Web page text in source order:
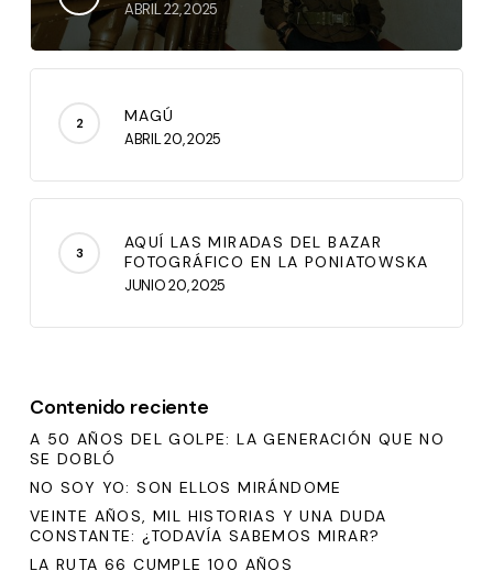
ABRIL 22, 2025
MAGÚ
ABRIL 20, 2025
AQUÍ LAS MIRADAS DEL BAZAR
FOTOGRÁFICO EN LA PONIATOWSKA
JUNIO 20, 2025
Contenido reciente
A 50 AÑOS DEL GOLPE: LA GENERACIÓN QUE NO
SE DOBLÓ
NO SOY YO: SON ELLOS MIRÁNDOME
VEINTE AÑOS, MIL HISTORIAS Y UNA DUDA
CONSTANTE: ¿TODAVÍA SABEMOS MIRAR?
LA RUTA 66 CUMPLE 100 AÑOS